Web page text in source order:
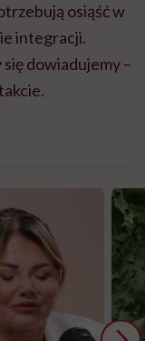
osiąść w
integracji.
dowiadujemy –